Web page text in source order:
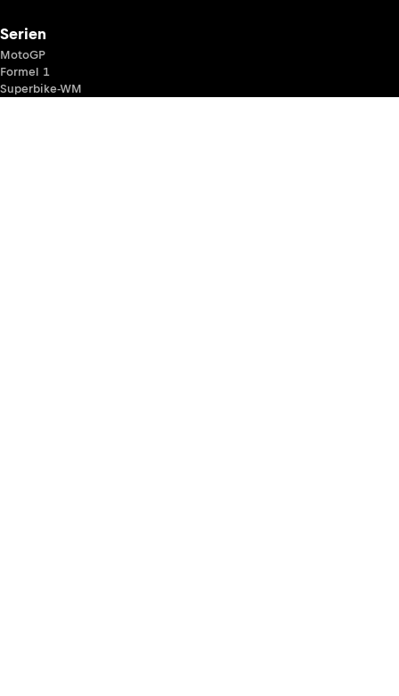
Serien
MotoGP
Formel 1
Superbike-WM